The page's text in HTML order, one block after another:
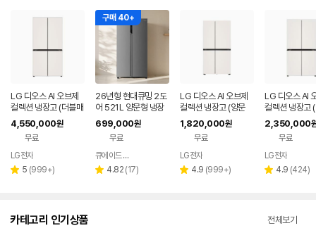
LG 디오스 AI 오브제
컬렉션 냉장고 (더블매
직스페이스) M876G
BB231
4,550,000원
무료
LG전자
별 5 리
(999+)
구매 40+
26년형 현대큐밍 2도
어 521L 양문형 냉장
고 실버 가정용 사무실
QRSE52TSS3Y
699,000원
무료
큐에이드 스토어
별 4.82 리
(17)
LG 디오스 AI 오브제
컬렉션 냉장고 (양문
형, 매직스페이스) S8
34MEE111
1,820,000원
무료
LG전자
별 4.9 리
(999+)
LG 디오스 AI
컬렉션 냉장고
페이스)
H1
2,350,000
무료
LG전자
별 4.9 리
(424)
카테고리 인기상품 전체보기